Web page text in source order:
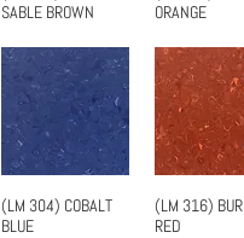
SABLE BROWN
ORANGE
快速瀏覽
(LM 304) COBALT
BLUE
快速瀏
(LM 316)
RED